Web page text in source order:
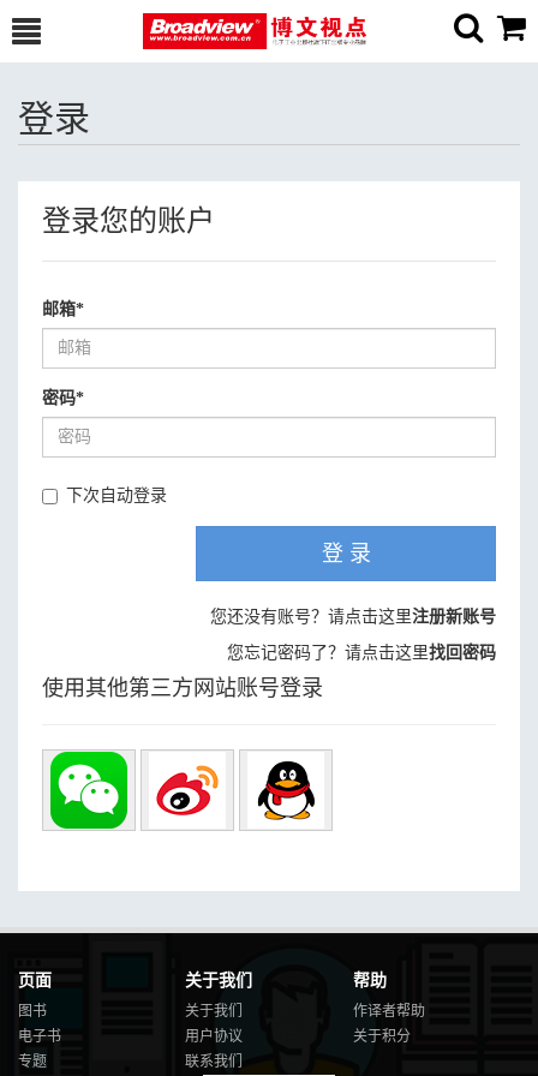
登录
登录您的账户
邮箱*
密码*
下次自动登录
登 录
您还没有账号？请点击这里注册新账号
您忘记密码了？请点击这里找回密码
使用其他第三方网站账号登录
页面
图书
电子书
专题
关于我们
关于我们
用户协议
联系我们
帮助
作译者帮助
关于积分